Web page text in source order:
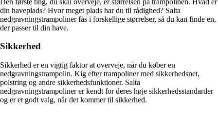
din haveplads? Hvor meget plads har du til rådighed? Salta
nedgravningstrampoliner fås i forskellige størrelser, så du kan finde en,
der passer til din have.
Sikkerhed
Sikkerhed er en vigtig faktor at overveje, når du køber en
nedgravningstrampolin. Kig efter trampoliner med sikkerhedsnet,
polstring og andre sikkerhedsfunktioner. Salta
nedgravningstrampoliner er kendt for deres høje sikkerhedsstandarder
og er et godt valg, når det kommer til sikkerhed.